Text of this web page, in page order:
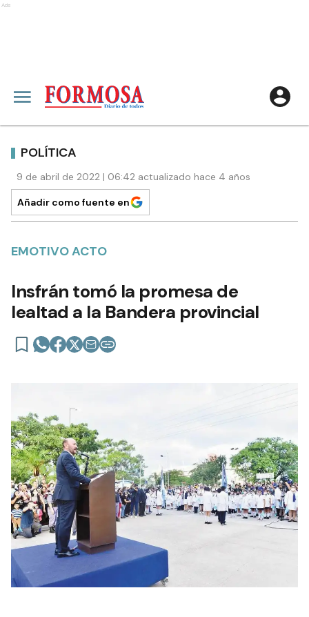
Ads
POLÍTICA
9 de abril de 2022 | 06:42 actualizado hace 4 años
Añadir como fuente en
EMOTIVO ACTO
Insfrán tomó la promesa de
lealtad a la Bandera provincial